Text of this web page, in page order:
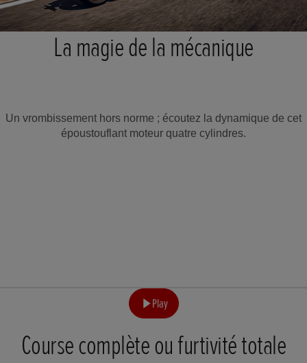
La magie de la mécanique
Un vrombissement hors norme ; écoutez la dynamique de cet
époustouflant moteur quatre cylindres.
Play
Course complète ou furtivité totale